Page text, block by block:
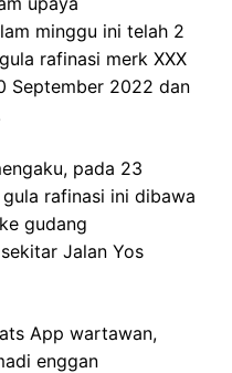
minggu ini telah 2
rafinasi merk XXX
September 2022 dan
pada 23
rafinasi ini dibawa
gudang
Jalan Yos
App wartawan,
enggan